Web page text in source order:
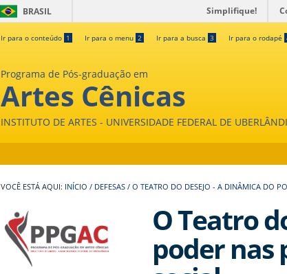
BRASIL Simplifique!
Ir para o conteúdo 1 Ir para o menu 2 Ir para a busca 3 Ir para o rodapé
Programa de Pós-graduação em
Artes Cênicas
INSTITUTO DE ARTES - UNIVERSIDADE FEDERAL DE
INÍCIO / DEFESAS / O TEATRO DO DESEJO - A DINÂMICA DO
O Teatro
poder nas